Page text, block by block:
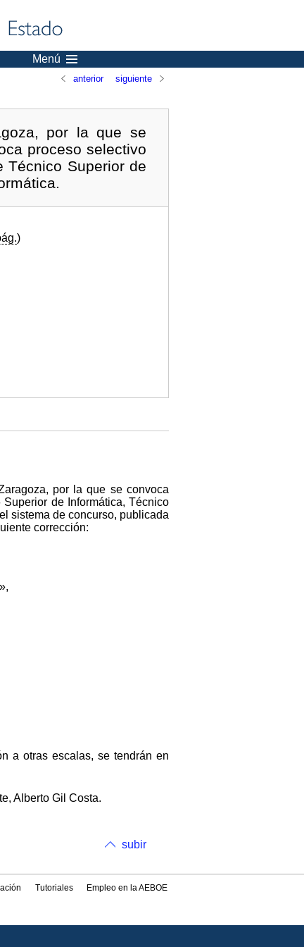
Menú
anterior siguiente
por la que se
proceso selectivo
Técnico Superior de
)
por la que se convoca
de Informática, Técnico
sistema de concurso, publicada
corrección:
a otras escalas, se tendrán en
Alberto Gil Costa.
subir
Tutoriales Empleo en la AEBOE